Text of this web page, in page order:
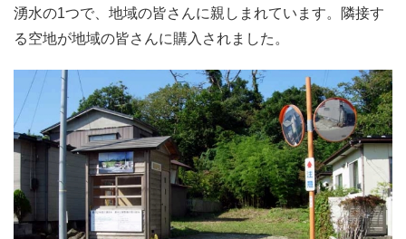
湧水の1つで、地域の皆さんに親しまれています。隣接す
る空地が地域の皆さんに購入されました。